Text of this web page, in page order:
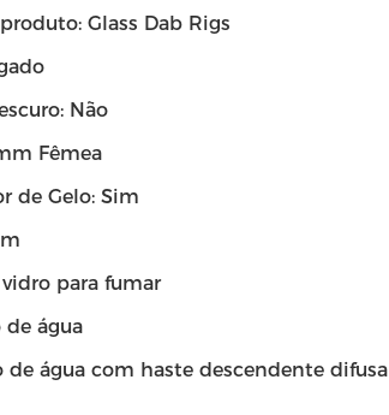
Glass Dab Rigs
Não
Fêmea
de Gelo: Sim
para fumar
água
de água com haste descendente difusa